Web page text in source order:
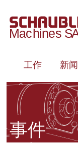
工作 新闻
事件